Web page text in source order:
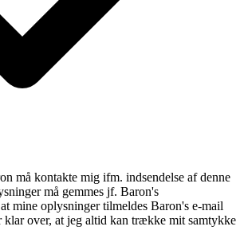
må kontakte mig ifm. indsendelse af denne
må gemmes jf. Baron's
mine oplysninger tilmeldes Baron's e-mail
klar over, at jeg altid kan trække mit samtykke